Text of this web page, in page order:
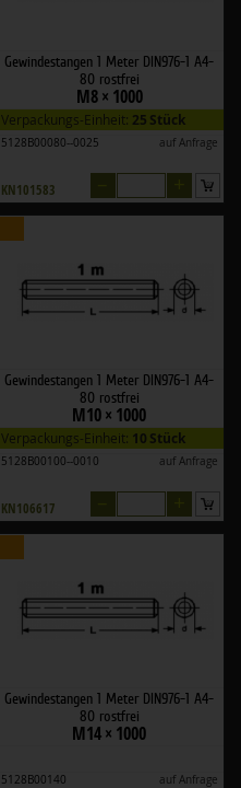
Gewindestangen 1 Meter DIN976-1 A4-
80 rostfrei
M8 × 1000
Verpackungs-Einheit: 25 Stück
5128B00080--0025 auf Anfrage
KN101583
Gewindestangen 1 Meter DIN976-1 A4-
80 rostfrei
M10 × 1000
Verpackungs-Einheit: 10 Stück
5128B00100--0010 auf Anfrage
KN106617
Gewindestangen 1 Meter DIN976-1 A4-
80 rostfrei
M14 × 1000
5128B00140 auf Anfrage